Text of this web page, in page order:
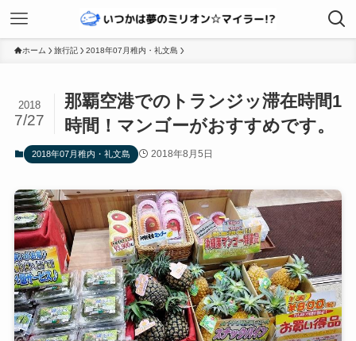
ホーム 旅行記 2018年07月稚内・礼文島
那覇空港でのトランジッ滞在時間1
時間！マンゴーがおすすめです。
2018
7/27
2018年07月稚内・礼文島 2018年8月5日